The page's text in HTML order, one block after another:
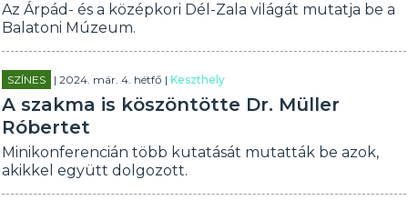
Az Árpád- és a középkori Dél-Zala világát mutatja be a
Balatoni Múzeum.
SZÍNES | 2024. már. 4. hétfő |Keszthely
A szakma is köszöntötte Dr. Müller
Róbertet
Minikonferencián több kutatását mutatták be azok,
akikkel együtt dolgozott.